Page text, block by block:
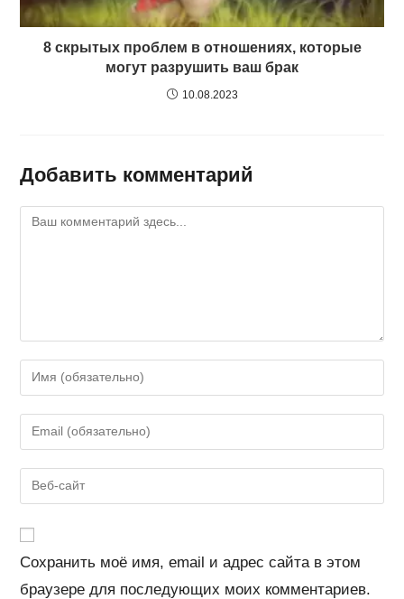
8 скрытых проблем в отношениях, которые
могут разрушить ваш брак
10.08.2023
Добавить комментарий
Комментарий
Введите
свое
имя
или
пользователя,
чтобы
прокомментировать
Введите
свой
email-
адрес,
Введите
URL
веб-
сайта
(необязательно)
Сохранить моё имя, email и адрес сайта в этом
браузере для последующих моих комментариев.